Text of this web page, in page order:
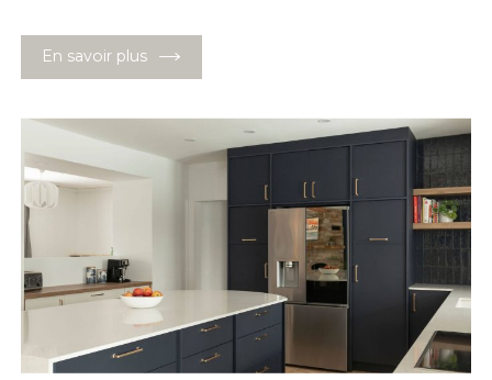
En savoir plus